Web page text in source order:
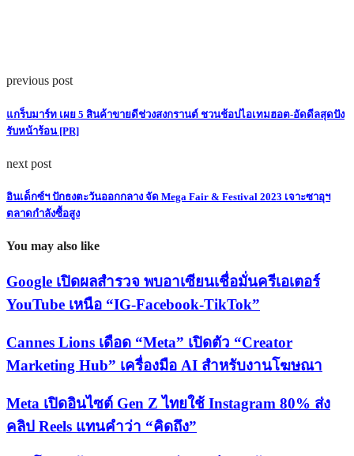
previous post
แกร็บมาร์ท เผย 5 สินค้าขายดีช่วงสงกรานต์ ชวนช้อปไอเทมฮอต-อัดดีลสุดปัง
รับหน้าร้อน [PR]
next post
อินเด็กซ์ฯ ปักธงตะวันออกกลาง จัด Mega Fair & Festival 2023 เจาะซาอุฯ
ตลาดกำลังซื้อสูง
You may also like
Google เปิดผลสำรวจ พบอาเซียนเชื่อมั่นครีเอเตอร์
YouTube เหนือ “IG-Facebook-TikTok”
Cannes Lions เดือด “Meta” เปิดตัว “Creator
Marketing Hub” เครื่องมือ AI สำหรับงานโฆษณา
Meta เปิดอินไซต์ Gen Z ไทยใช้ Instagram 80% ส่ง
คลิป Reels แทนคำว่า “คิดถึง”